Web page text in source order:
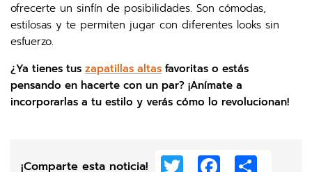
ofrecerte un sinfín de posibilidades. Son cómodas,
estilosas y te permiten jugar con diferentes looks sin
esfuerzo.
¿Ya tienes tus zapatillas altas favoritas o estás
pensando en hacerte con un par? ¡Anímate a
incorporarlas a tu estilo y verás cómo lo revolucionan!
¡Comparte esta noticia! Twitter Facebook